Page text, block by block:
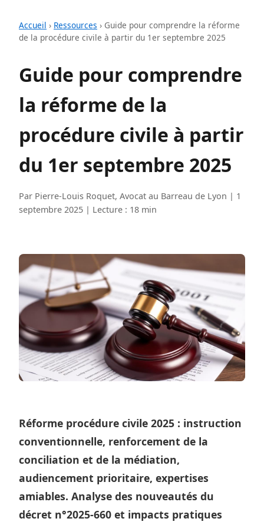
Accueil › Ressources › Guide pour comprendre la réforme
de la procédure civile à partir du 1er septembre 2025
Guide pour comprendre
la réforme de la
procédure civile à partir
du 1er septembre 2025
Par Pierre-Louis Roquet, Avocat au Barreau de Lyon | 1
septembre 2025 | Lecture : 18 min
Réforme procédure civile 2025 : instruction
conventionnelle, renforcement de la
conciliation et de la médiation,
audiencement prioritaire, expertises
amiables. Analyse des nouveautés du
décret n°2025-660 et impacts pratiques